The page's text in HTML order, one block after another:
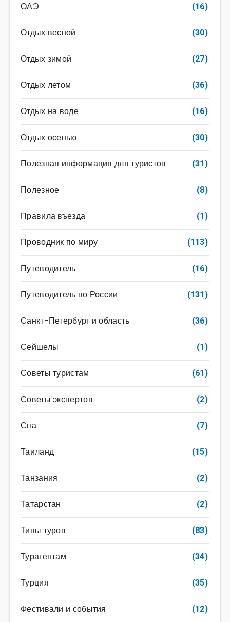
ОАЭ (16)
Отдых весной (30)
Отдых зимой (27)
Отдых летом (36)
Отдых на воде (16)
Отдых осенью (30)
Полезная информация для туристов (31)
Полезное (8)
Правила въезда (1)
Проводник по миру (113)
Путеводитель (16)
Путеводитель по России (131)
Санкт-Петербург и область (36)
Сейшелы (1)
Советы туристам (61)
Советы экспертов (2)
Спа (7)
Таиланд (15)
Танзания (2)
Татарстан (2)
Типы туров (83)
Турагентам (34)
Турция (35)
Фестивали и события (12)